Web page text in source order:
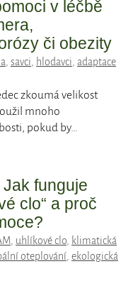
v léčbě
či obezity
, savci, hlodavci, adaptace
zkoumá velikost
mnoho
pokud by…
Jak funguje
clo“ a proč
, uhlíkové clo, klimatická
oteplování, ekologická